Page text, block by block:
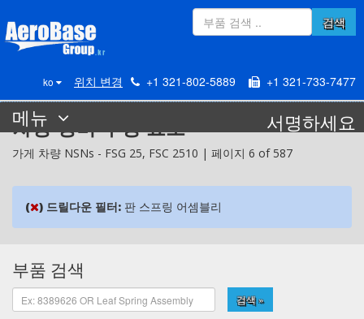
ko 위치 변경 +1 321-802-5889 +1 321-733-7477
검색
메뉴 서명하세요
차량 장비 구성 요소
가게 차량 NSNs - FSG 25, FSC 2510 | 페이지 6 of 587
( ) 드릴다운 필터: 판 스프링 어셈블리
부품 검색
검색 »